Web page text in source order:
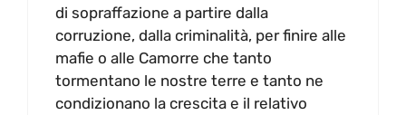
di sopraffazione a partire dalla
corruzione, dalla criminalità, per finire alle
mafie o alle Camorre che tanto
tormentano le nostre terre e tanto ne
condizionano la crescita e il relativo